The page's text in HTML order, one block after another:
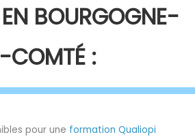
BOURGOGNE-
COMTÉ :
pour une formation Qualiopi